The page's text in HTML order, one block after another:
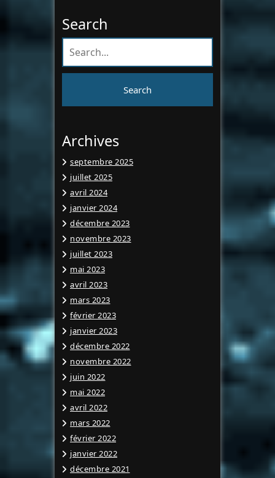
Search
Archives
septembre 2025
juillet 2025
avril 2024
janvier 2024
décembre 2023
novembre 2023
juillet 2023
mai 2023
avril 2023
mars 2023
février 2023
janvier 2023
décembre 2022
novembre 2022
juin 2022
mai 2022
avril 2022
mars 2022
février 2022
janvier 2022
décembre 2021